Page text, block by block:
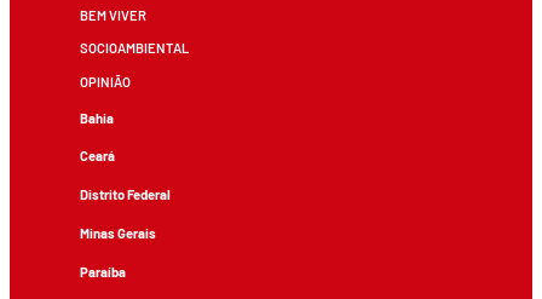
BEM VIVER
SOCIOAMBIENTAL
OPINIÃO
Bahia
Ceará
Distrito Federal
Minas Gerais
Paraíba